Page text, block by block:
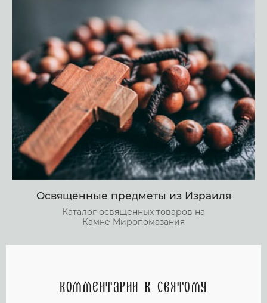
Освященные предметы из Израиля
Каталог освященных товаров на
Камне Миропомазания
Комментарии к святому